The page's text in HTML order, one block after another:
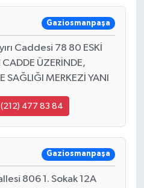
Gaziosmanpaşa
Caddesi 78 80 ESKİ
CADDE ÜZERİNDE,
SAĞLIĞI MERKEZİ YANI
477 83 84
Gaziosmanpaşa
806 1. Sokak 12A